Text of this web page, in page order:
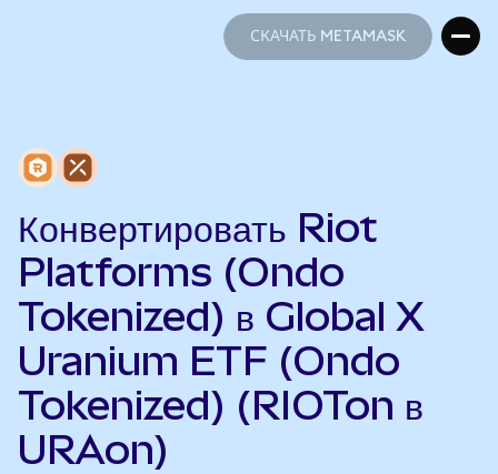
СКАЧАТЬ METAMASK
Конвертировать Riot
Platforms (Ondo
Tokenized) в Global X
Uranium ETF (Ondo
Tokenized) (RIOTon в
URAon)